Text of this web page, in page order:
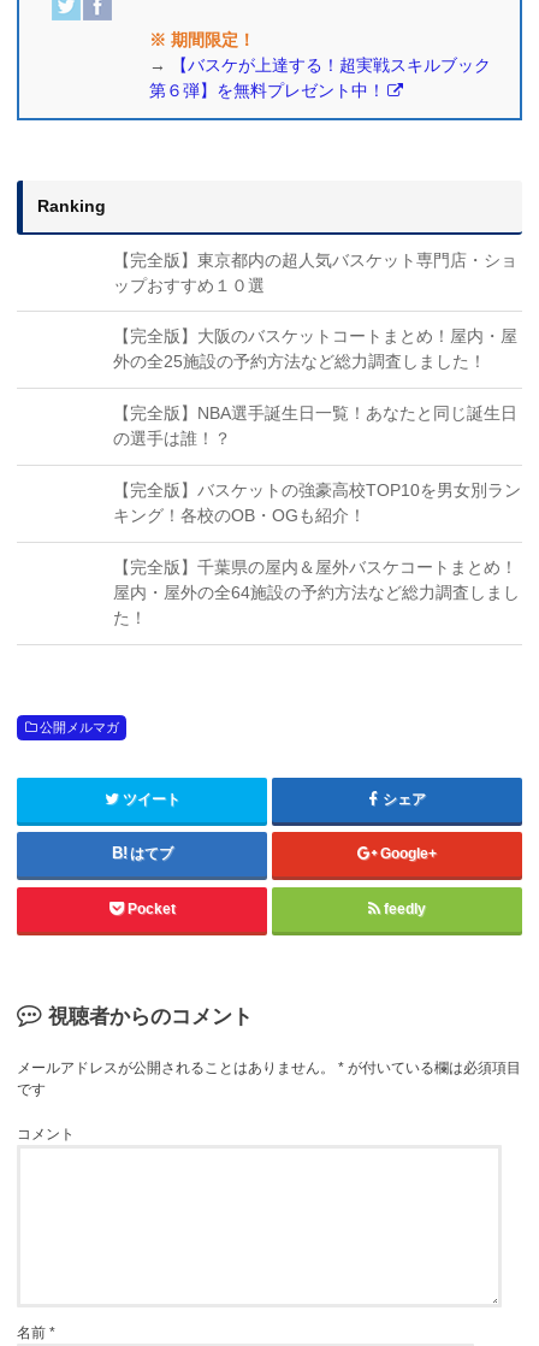
※ 期間限定！
→
【バスケが上達する！超実戦スキルブック
第６弾】を無料プレゼント中！
Ranking
【完全版】東京都内の超人気バスケット専門店・ショ
ップおすすめ１０選
【完全版】大阪のバスケットコートまとめ！屋内・屋
外の全25施設の予約方法など総力調査しました！
【完全版】NBA選手誕生日一覧！あなたと同じ誕生日
の選手は誰！？
【完全版】バスケットの強豪高校TOP10を男女別ラン
キング！各校のOB・OGも紹介！
【完全版】千葉県の屋内＆屋外バスケコートまとめ！
屋内・屋外の全64施設の予約方法など総力調査しまし
た！
公開メルマガ
ツイート シェア
はてブ Google+
Pocket feedly
視聴者からのコメント
メールアドレスが公開されることはありません。 * が付いている欄は必須項目
です
コメント
名前*